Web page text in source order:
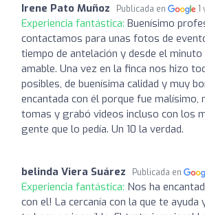
Irene Pato Muñoz Publicada en 1
Experiencia fantástica: Buenísimo
contactamos para unas fotos de
tiempo de antelación y desde el
amable. Una vez en la finca nos hizo
posibles, de buenísima calidad y muy
encantada con él porque fue malísimo,
tomas y grabó videos incluso con los
gente que lo pedía. Un 10 la verdad.
belinda Viera Suárez Publicada en
Experiencia fantástica: Nos ha
con el! La cercanía con la que te ayuda